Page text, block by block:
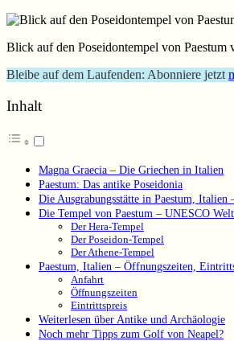
Blick auf den Poseidontempel von Paestum
Bleibe auf dem Laufenden: Abonniere jetzt
Inhalt
Magna Graecia – Die Griechen in Italien
Paestum: Das antike Poseidonia
Die Ausgrabungsstätte in Paestum, Italien
Die Tempel von Paestum – UNESCO
Der Hera-Tempel
Der Poseidon-Tempel
Der Athene-Tempel
Paestum, Italien – Öffnungszeiten,
Anfahrt
Öffnungszeiten
Eintrittspreis
Weiterlesen über Antike und Archäologie
Noch mehr Tipps zum Golf von Neapel?